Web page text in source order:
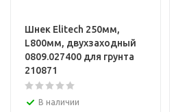
Шнек Elitech 250мм,
L800мм, двухзаходный
0809.027400 для грунта
210871
В наличии